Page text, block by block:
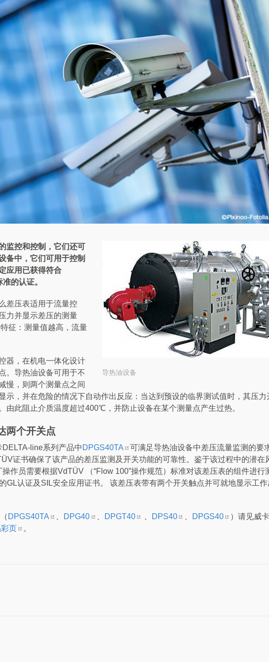
导热油设备
监控和控制，它们还可
备中，它们可用于控制
应用已获得符合
准的认证。
差压表适用于流量控
力并显示差压的测量
征：测量值越高，流量
器，在机电一体化设计
。导热油设备可用于不
慢，则两个测量点之间
示，并在危险的情况下自动作出反应：当达到预设的临界测试值时，其压力
由此阻止介质温度超过400℃，并防止设备在某个测量点产生过热。
两个开关点
DELTA-line系列产品中 DPGS40TA
可满足导热油设备中差压流量监测的要
证书确保了该产品的差压监测及开关功能的可靠性。鉴于该过程中的潜在
操作员需要根据VdTÜV （“Flow 100”操作规范）标准对该差压表的组件进行
GL认证及SIL安全应用证书。 该差压表带有两个开关触点并可就地显示工
DPGS40TA DPG40 DPGT40 DPS40 DPGS40
）请见威卡
彩页 。